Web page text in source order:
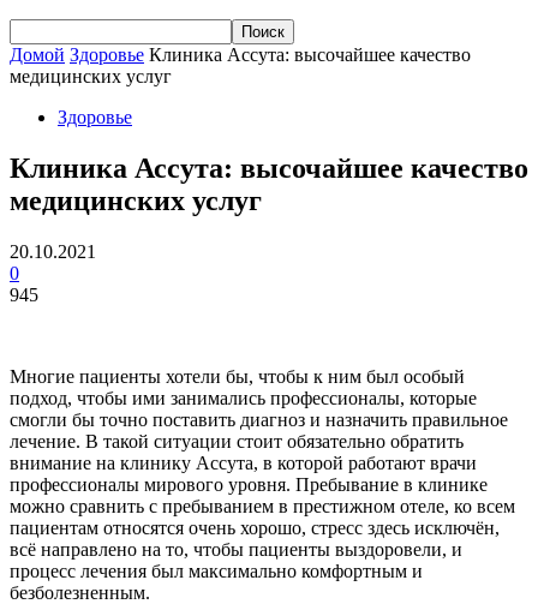
Домой Здоровье Клиника Ассута: высочайшее качество
медицинских услуг
Здоровье
Клиника Ассута: высочайшее качество
медицинских услуг
20.10.2021
0
945
Многие пациенты хотели бы, чтобы к ним был особый
подход, чтобы ими занимались профессионалы, которые
смогли бы точно поставить диагноз и назначить правильное
лечение. В такой ситуации стоит обязательно обратить
внимание на клинику Ассута, в которой работают врачи
профессионалы мирового уровня. Пребывание в клинике
можно сравнить с пребыванием в престижном отеле, ко всем
пациентам относятся очень хорошо, стресс здесь исключён,
всё направлено на то, чтобы пациенты выздоровели, и
процесс лечения был максимально комфортным и
безболезненным.